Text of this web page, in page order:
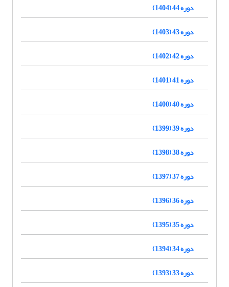
دوره 44 (1404)
دوره 43 (1403)
دوره 42 (1402)
دوره 41 (1401)
دوره 40 (1400)
دوره 39 (1399)
دوره 38 (1398)
دوره 37 (1397)
دوره 36 (1396)
دوره 35 (1395)
دوره 34 (1394)
دوره 33 (1393)